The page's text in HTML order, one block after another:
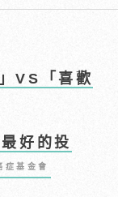
VS「喜歡
好的投
症基金會